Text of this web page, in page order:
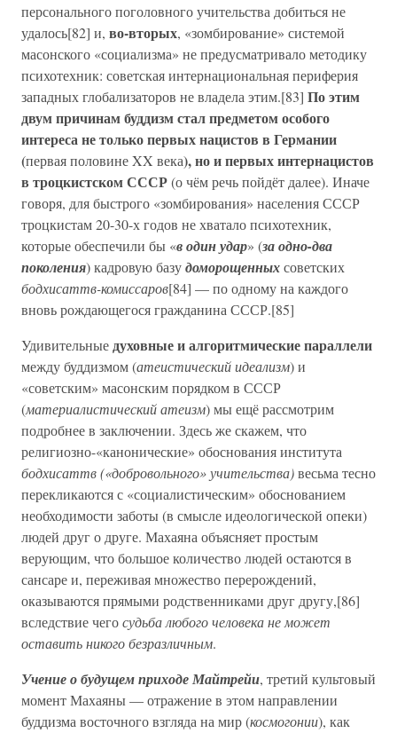
персонального поголовного учительства добиться не
удалось[82] и, во-вторых, «зомбирование» системой
масонского «социализма» не предусматривало методику
психотехник: советская интернациональная периферия
западных глобализаторов не владела этим.[83] По этим
двум причинам буддизм стал предметом особого
интереса не только первых нацистов в Германии
(первая половине XX века), но и первых интернацистов
в троцкистском СССР(о чём речь пойдёт далее). Иначе
говоря, для быстрого «зомбирования» населения СССР
троцкистам 20-30-х годов не хватало психотехник,
которые обеспечили бы «в один удар» (за одно-два
поколения) кадровую базудоморощенныхсоветских
бодхисаттв-комиссаров[84] — по одному на каждого
вновь рождающегося гражданина СССР.[85]
Удивительныедуховные и алгоритмические параллели
между буддизмом (атеистический идеализм) и
«советским» масонским порядком в СССР
(материалистический атеизм) мы ещё рассмотрим
подробнее в заключении. Здесь же скажем, что
религиозно-«канонические» обоснования института
бодхисаттв («добровольного» учительства)весьма тесно
перекликаются с «социалистическим» обоснованием
необходимости заботы (в смысле идеологической опеки)
людей друг о друге. Махаяна объясняет простым
верующим, что большое количество людей остаются в
сансаре и, переживая множество перерождений,
оказываются прямыми родственниками друг другу,[86]
вследствие чегосудьба любого человека не может
оставить никого безразличным.
Учение о будущем приходе Майтрейи, третий культовый
момент Махаяны — отражение в этом направлении
буддизма восточного взгляда на мир (космогонии), как